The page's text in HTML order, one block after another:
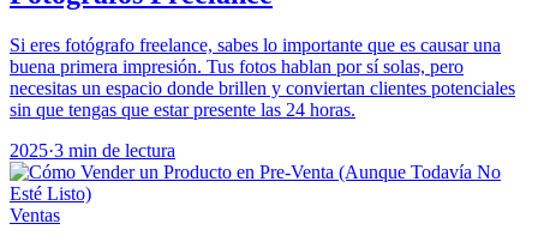
Si eres fotógrafo freelance, sabes lo importante que es causar una
buena primera impresión. Tus fotos hablan por sí solas, pero
necesitas un espacio donde brillen y conviertan clientes potenciales
sin que tengas que estar presente las 24 horas.
2025·3 min de lectura
Ventas